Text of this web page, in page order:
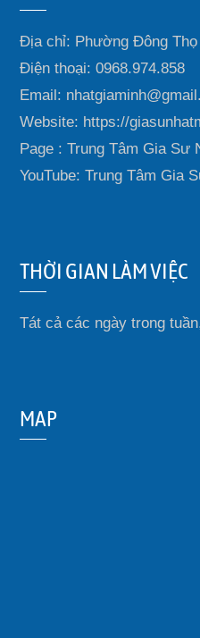
Địa chỉ: Phường Đông Thọ
Điện thoại: 0968.974.858
Email:
Website: https://
Page : Trung Tâm Gia Sư
YouTube: Trung Tâm Gia
THỜI GIAN LÀM VIỆC
Tát cả các ngày trong
MAP